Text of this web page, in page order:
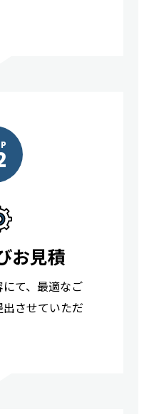
お見積
て、最適なご
させていただ